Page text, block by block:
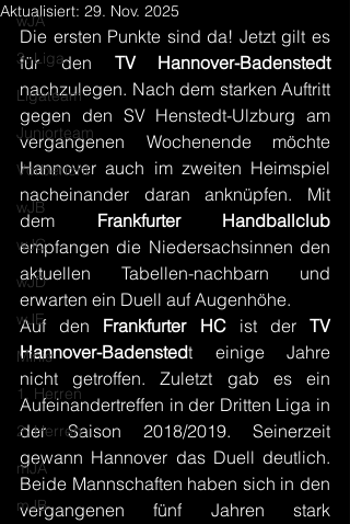
wJA
3. Liga
Ligateam
Juniorteam
Vorbericht
wJB
wJC
wJD
wJE
Minis
1. Herren
2. Herren
mJA
mJB
Aktualisiert: 29. Nov. 2025
Die ersten Punkte sind da! Jetzt gilt es
für den
TV Hannover-Badenstedt
nachzulegen. Nach dem starken Auftritt
gegen den SV Henstedt-Ulzburg am
vergangenen Wochenende möchte
Hannover auch im zweiten Heimspiel
nacheinander daran anknüpfen. Mit
dem Frankfurter Handballclub
empfangen die Niedersachsinnen den
aktuellen Tabellen-nachbarn und
erwarten ein Duell auf Augenhöhe.
Auf den Frankfurter HC ist der TV
Hannover-Badenstedt einige Jahre
nicht getroffen. Zuletzt gab es ein
Aufeinandertreffen in der Dritten Liga in
der Saison 2018/2019. Seinerzeit
gewann Hannover das Duell deutlich.
Beide Mannschaften haben sich in den
vergangenen fünf Jahren stark